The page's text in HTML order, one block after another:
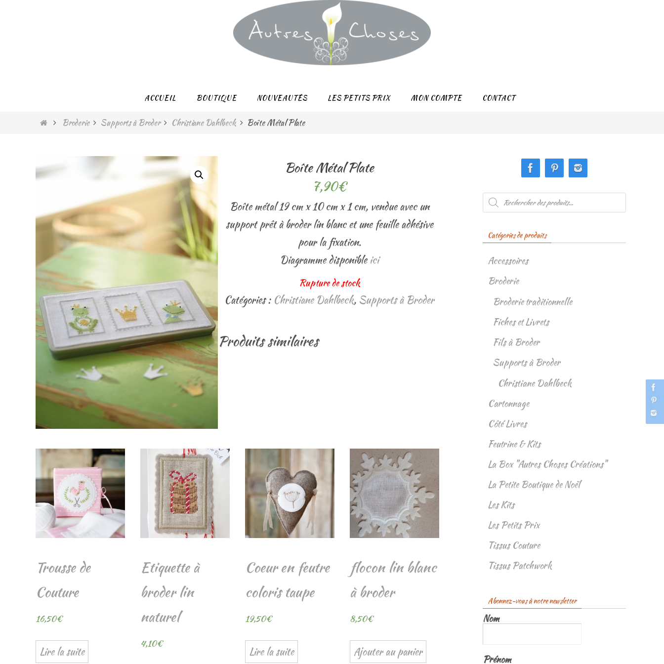
ACCUEIL BOUTIQUE NOUVEAUTÉS LES PETITS PRIX MON COMPTE CONTACT
HomeBroderie Supports à Broder Christiane Dahlbeck Boîte Métal Plate
Boîte Métal Plate
7,90€
Boîte métal 19 cm x 10 cm x 1 cm, vendue avec un
support prêt à broder lin blanc et une feuille adhésive
pour la fixation.
Diagramme disponible ici
Rupture de stock
Catégories : Christiane Dahlbeck, Supports à Broder
Produits similaires
Trousse de
Couture
16,50€
Lire la suite
Etiquette à
broder lin
naturel
4,10€
Coeur en feutre
coloris taupe
19,50€
Lire la suite
flocon lin blanc
à broder
8,50€
Ajouter au panier
Recherche
de
produits
Catégories de produits
Accessoires
Broderie
Broderie traditionnelle
Fiches et Livrets
Fils à Broder
Supports à Broder
Christiane Dahlbeck
Cartonnage
Côté Livres
Feutrine & Kits
La Box "Autres Choses Créations"
La Petite Boutique de Noël
Les Kits
Les Petits Prix
Tissus Couture
Tissus Patchwork
Abonnez-vous à notre newsletter
Nom
Prénom